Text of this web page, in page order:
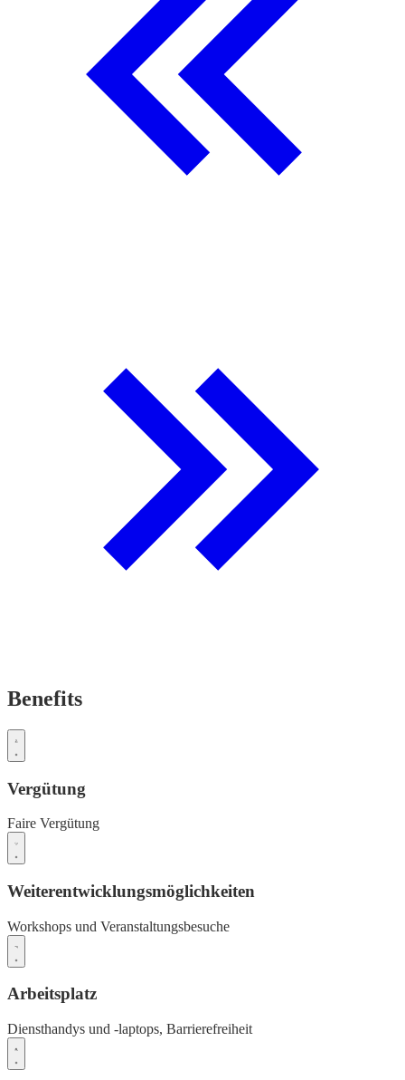
Benefits
Vergütung
Faire Vergütung
Weiterentwicklungsmöglichkeiten
Workshops und Veranstaltungsbesuche
Arbeitsplatz
Diensthandys und -laptops, Barrierefreiheit